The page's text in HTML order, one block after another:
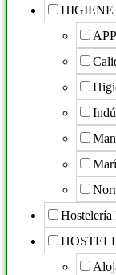
Hostelería